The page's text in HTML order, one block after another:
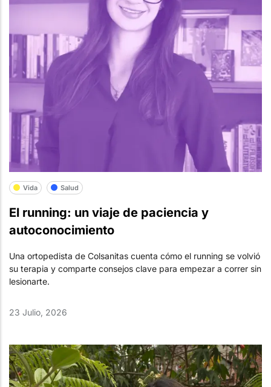
Vida Salud
El running: un viaje de paciencia y
autoconocimiento
Una ortopedista de Colsanitas cuenta cómo el running se volvió
su terapia y comparte consejos clave para empezar a correr sin
lesionarte.
23 Julio, 2026